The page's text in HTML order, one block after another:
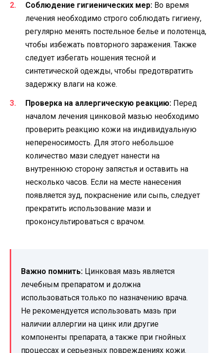
Соблюдение гигиенических мер: Во время
лечения необходимо строго соблюдать гигиену,
регулярно менять постельное белье и полотенца,
чтобы избежать повторного заражения. Также
следует избегать ношения тесной и
синтетической одежды, чтобы предотвратить
задержку влаги на коже.
Проверка на аллергическую реакцию: Перед
началом лечения цинковой мазью необходимо
проверить реакцию кожи на индивидуальную
непереносимость. Для этого небольшое
количество мази следует нанести на
внутреннюю сторону запястья и оставить на
несколько часов. Если на месте нанесения
появляется зуд, покраснение или сыпь, следует
прекратить использование мази и
проконсультироваться с врачом.
Важно помнить: Цинковая мазь является
лечебным препаратом и должна
использоваться только по назначению врача.
Не рекомендуется использовать мазь при
наличии аллергии на цинк или другие
компоненты препарата, а также при гнойных
процессах и серьезных повреждениях кожи.